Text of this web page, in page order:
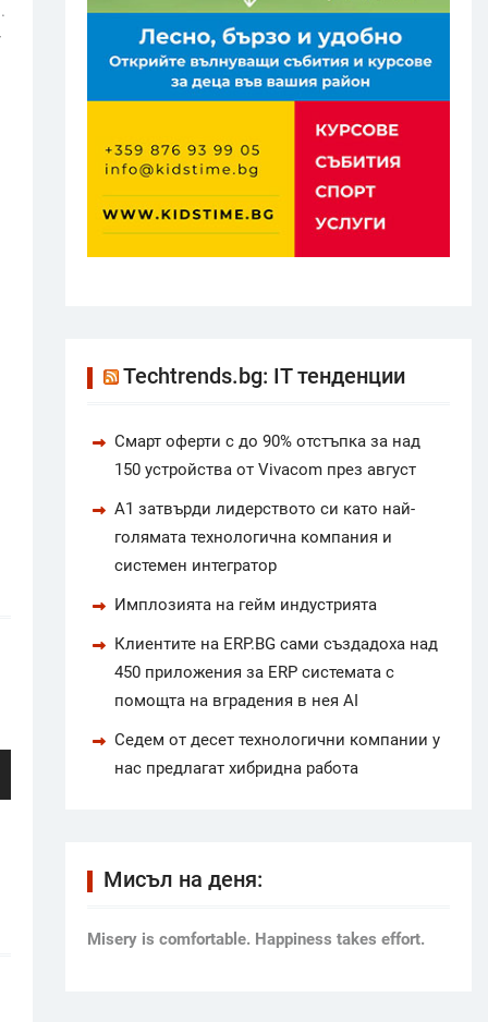
Techtrends.bg: IT тенденции
Смарт оферти с до 90% отстъпка за над
150 устройства от Vivacom през август
А1 затвърди лидерството си като най-
голямата технологична компания и
системен интегратор
Имплозията на гейм индустрията
Клиентите на ERP.BG сами създадоха над
450 приложения за ERP системата с
помощта на вградения в нея AI
Седем от десет технологични компании у
нас предлагат хибридна работа
Мисъл на деня:
Мisery is comfortable. Happiness takes effort.